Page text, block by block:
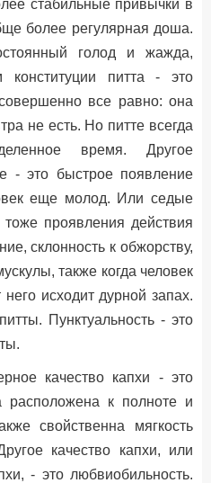
стабильные привычки в
более регулярная доша.
голод и жажда,
конституции питта - это
все равно: она
не есть. Но питте всегда
время. Другое
- это быстрое появление
еще молод. Или седые
проявления действия
склонность к обжорству,
также когда человек
исходит дурной запах.
Пунктуальность - это
качество капхи - это
расположена к полноте и
свойственна мягкость
качество капхи, или
- это любвиобильность.